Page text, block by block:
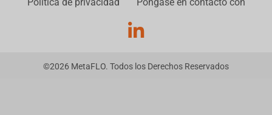
©2026 MetaFLO. Todos los Derechos Reservados